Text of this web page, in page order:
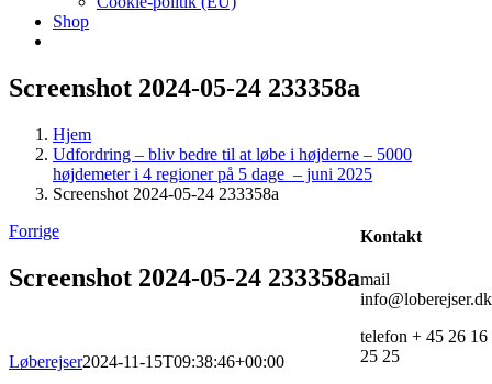
Shop
Screenshot 2024-05-24 233358a
Hjem
Udfordring – bliv bedre til at løbe i højderne – 5000
højdemeter i 4 regioner på 5 dage – juni 2025
Screenshot 2024-05-24 233358a
Forrige
Screenshot 2024-05-24 233358a
Løberejser2024-11-15T09:38:46+00:00
Kontakt
mail
info@loberejser.dk
telefon + 45 26 16
25 25